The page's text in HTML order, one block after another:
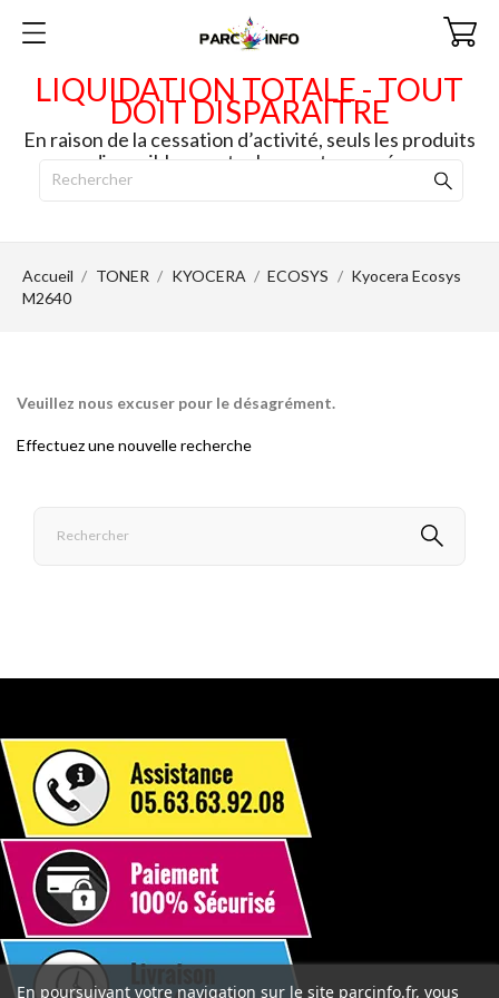
LIQUIDATION TOTALE - TOUT
DOIT DISPARAITRE
En raison de la cessation d’activité, seuls les produits
disponibles en stock seront envoyés.
Accueil TONER KYOCERA ECOSYS
Kyocera Ecosys
M2640
Veuillez nous excuser pour le désagrément.
Effectuez une nouvelle recherche
En poursuivant votre navigation sur le site parcinfo.fr, vous